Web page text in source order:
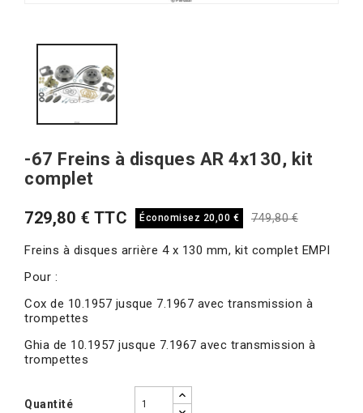
-67 Freins à disques AR 4x130, kit
complet
729,80 € TTC Économisez 20,00 € 749,80 €
Freins à disques arrière 4 x 130 mm, kit complet EMPI
Pour :
Cox de 10.1957 jusque 7.1967 avec transmission à
trompettes
Ghia de 10.1957 jusque 7.1967 avec transmission à
trompettes
Quantité